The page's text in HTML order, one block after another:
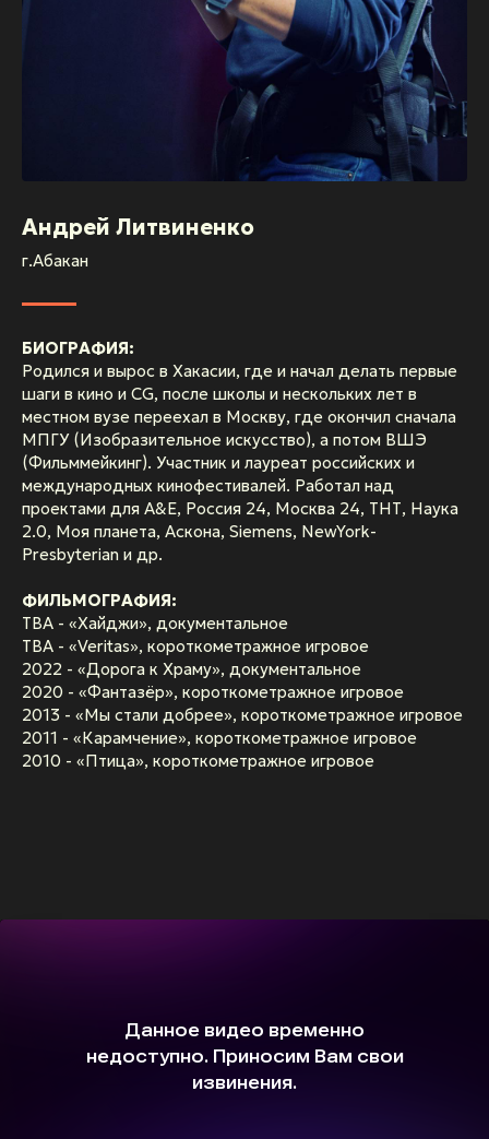
Андрей Литвиненко
г.Абакан
БИОГРАФИЯ:
Родился и вырос в Хакасии, где и начал делать первые
шаги в кино и CG, после школы и нескольких лет в
местном вузе переехал в Москву, где окончил сначала
МПГУ (Изобразительное искусство), а потом ВШЭ
(Фильммейкинг). Участник и лауреат российских и
международных кинофестивалей. Работал над
проектами для A&E, Россия 24, Москва 24, ТНТ, Наука
2.0, Моя планета, Аскона, Siemens, NewYork-
Presbyterian и др.
ФИЛЬМОГРАФИЯ:
TBA - «Хайджи», документальное
TBA - «Veritas», короткометражное игровое
2022 - «Дорога к Храму», документальное
2020 - «Фантазёр», короткометражное игровое
2013 - «Мы стали добрее», короткометражное игровое
2011 - «Карамчение», короткометражное игровое
2010 - «Птица», короткометражное игровое